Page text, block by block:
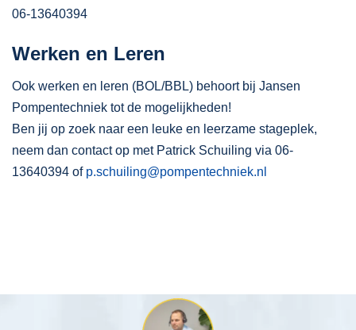
06-13640394
Werken en Leren
Ook werken en leren (BOL/BBL) behoort bij Jansen
Pompentechniek tot de mogelijkheden!
Ben jij op zoek naar een leuke en leerzame stageplek,
neem dan contact op met Patrick Schuiling via 06-
13640394 of p.schuiling@pompentechniek.nl